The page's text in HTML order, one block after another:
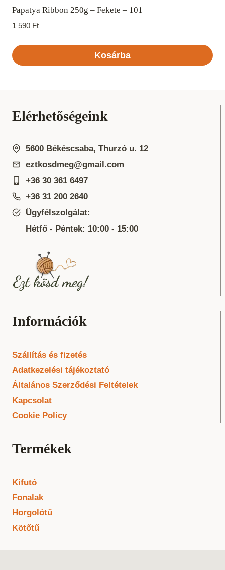
Papatya Ribbon 250g – Fekete – 101
1 590 Ft
Kosárba
Elérhetőségeink
5600 Békéscsaba, Thurzó u. 12
eztkosdmeg@gmail.com
+36 30 361 6497
+36 31 200 2640
Ügyfélszolgálat:
Hétfő - Péntek: 10:00 - 15:00
Információk
Szállítás és fizetés
Adatkezelési tájékoztató
Általános Szerződési Feltételek
Kapcsolat
Cookie Policy
Termékek
Kifutó
Fonalak
Horgolótű
Kötőtű